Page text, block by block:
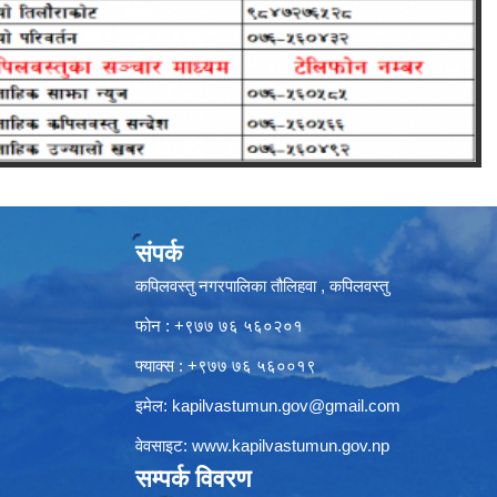
संपर्क
कपिलवस्तु नगरपालिका तौलिहवा , कपिलवस्तु
फोन : +९७७ ७६ ५६०२०१
फ्याक्स : +९७७ ७६ ५६००१९
इमेल: kapilvastumun.gov@gmail.com
वेवसाइट: www.kapilvastumun.gov.np
सम्पर्क विवरण